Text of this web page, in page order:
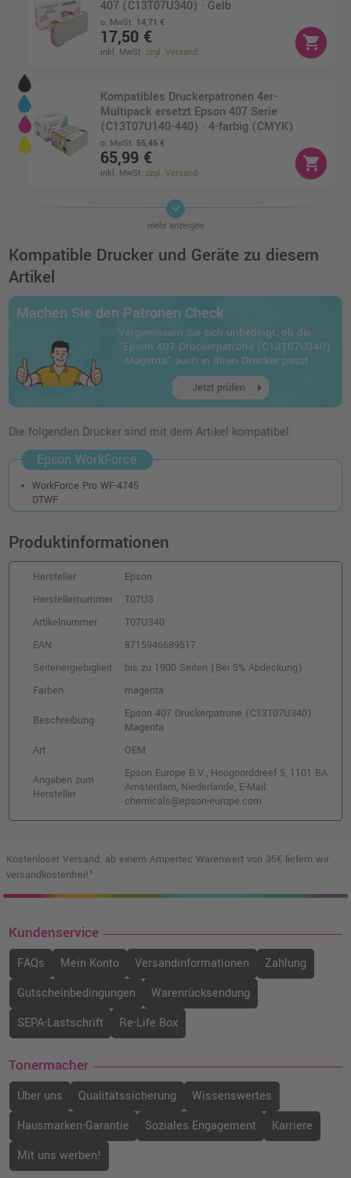
407 (C13T07U340) · Gelb
o. MwSt. 14,71 €
17,50 €
inkl. MwSt.zzgl. Versand
shopping_cart
Kompatibles Druckerpatronen 4er-
Multipack ersetzt Epson 407 Serie
(C13T07U140-440) · 4-farbig (CMYK)
o. MwSt. 55,45 €
65,99 €
inkl. MwSt.zzgl. Versand
shopping_cart
Epson 407 Druckerpatrone (C13T07U240) ·
o. MwSt.
34,99 €
Schwarz
o. MwSt.
47,99 €
inkl. MwSt. zzgl. Versand
Epson 407 Druckerpatrone (C13T07U440) ·
o. MwSt. 29,40 €
34,99 €
inkl. MwSt.
keyboard_arrow_down
mehr anzeigen
Kompatible Drucker und Geräte zu diesem
Artikel
Machen Sie den Patronen Check
Vergewissern Sie sich unbedingt, ob die
"Epson 407 Druckerpatrone (C13T07U340)
· Magenta" auch in Ihren Drucker passt.
Jetzt prüfen arrow_right
Die folgenden Drucker sind mit dem Artikel kompatibel:
Epson WorkForce
WorkForce Pro WF-4745
DTWF
Produktinformationen
Hersteller
Epson
Herstellernummer
T07U3
Artikelnummer
T07U340
EAN
8715946689517
Seitenergiebigkeit
bis zu 1900 Seiten (Bei 5% Abdeckung)
Farben
magenta
Beschreibung
Epson 407 Druckerpatrone (C13T07U340) ·
Magenta
Art
OEM
Angaben zum
Hersteller
Epson Europe B.V., Hoogoorddreef 5, 1101 BA
Amsterdam, Niederlande, E-Mail:
chemicals@epson-europe.com
Kostenloser Versand: ab einem Ampertec Warenwert von 35€ liefern wir
versandkostenfrei!¹
Kundenservice
FAQs Mein Konto Versandinformationen
Zahlung
Gutscheinbedingungen
Warenrücksendung
SEPA-Lastschrift
Re-Life Box
Tonermacher
Über uns Qualitätssicherung
Wissenswertes
Hausmarken-Garantie
Soziales Engagement
Karriere
Mit uns werben!